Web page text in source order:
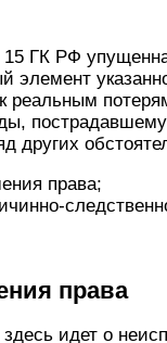
15 ГК РФ
элемент
реальным
других
права;
права
идет о